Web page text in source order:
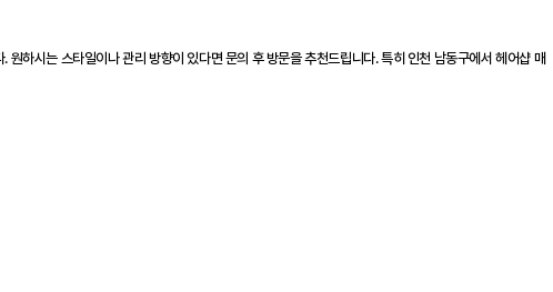
하시는 스타일이나 관리 방향이 있다면 문의 후 방문을 추천드립니다. 특히 인천 남동구에서 헤어샵 매